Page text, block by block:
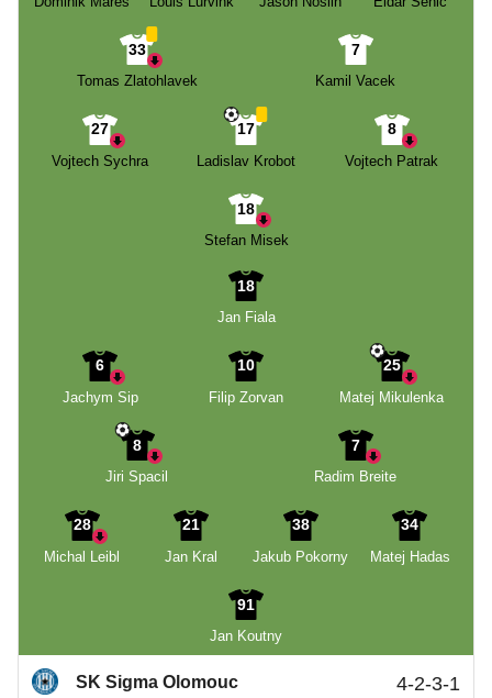
33
Tomas Zlatohlavek
7
Kamil Vacek
27
Vojtech Sychra
17
Ladislav Krobot
8
Vojtech Patrak
18
Stefan Misek
18
Jan Fiala
6
Jachym Sip
10
Filip Zorvan
25
Matej Mikulenka
8
Jiri Spacil
7
Radim Breite
28
Michal Leibl
21
Jan Kral
38
Jakub Pokorny
34
Matej Hadas
91
Jan Koutny
SK Sigma Olomouc 4-2-3-1